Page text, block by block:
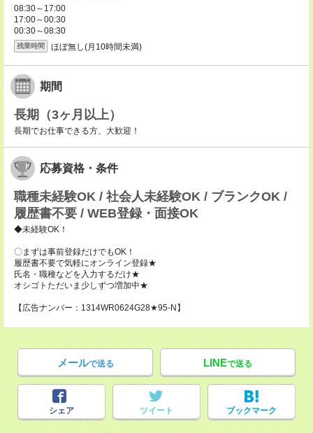
08:30～17:00
17:00～00:30
00:30～08:30
残業時間 ほぼ無し(月10時間未満)
期間
長期（3ヶ月以上）
長期でお仕事できる方、大歓迎！
応募資格・条件
職種未経験OK / 社会人未経験OK / ブランクOK /
履歴書不要 / WEB登録・面接OK
◆未経験OK！
〇まずは事前登録だけでもOK！
履歴書不要で気軽にオンライン登録★
氏名・職種などを入力するだけ★
オシゴトただいま少しずつ増加中★
【広告ナンバー：1314WR0624G28★95-N】
メールで送る LINEで送る
シェア ツイート ブックマーク